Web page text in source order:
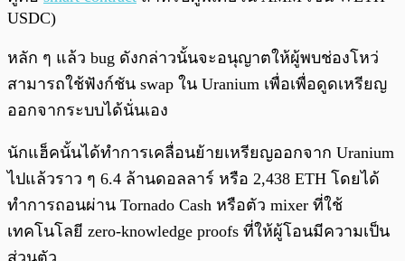
USDC)
หลัก ๆ แล้ว bug ดังกล่าวนั้นจะอนุญาตให้ผู้พบช่องโหว่
สามารถใช้ฟังก์ชัน swap ใน Uranium เพื่อเพื่อดูดเหรียญ
ออกจากระบบได้นั่นเอง
นักแฮ็คนั้นได้ทำการเคลื่อนย้ายเหรียญออกจาก Uranium
ไปแล้วราว ๆ 6.4 ล้านดอลลาร์ หรือ 2,438 ETH โดยได้
ทำการถอนผ่าน Tornado Cash หรือตัว mixer ที่ใช้
เทคโนโลยี zero-knowledge proofs ที่ให้ผู้โอนมีความเป็น